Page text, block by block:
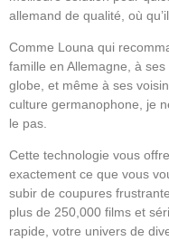
allemand de qualité, où
Comme Louna qui
famille en Allemagne, à
globe, et même à ses
culture germanophone, je
le pas.
Cette technologie vous
exactement ce que vous
subir de coupures
plus de 250,000 films et
rapide, votre univers de